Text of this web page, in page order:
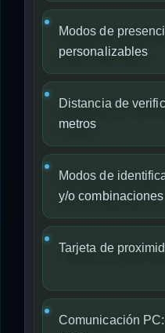
Modos de
personalizables
Distancia de
metros
Modos de
y/o combinaciones
Tarjeta de
Comunicación PC: